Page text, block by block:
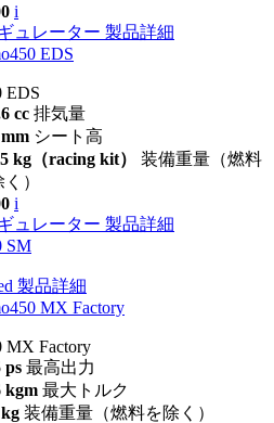
i
ュレーター 製品詳細
EDS
EDS
cc 排気量
シート高
kg（racing kit） 装備重量（燃料
）
i
ュレーター 製品詳細
SM
製品詳細
MX Factory
MX Factory
ps 最高出力
kgm 最大トルク
装備重量（燃料を除く）